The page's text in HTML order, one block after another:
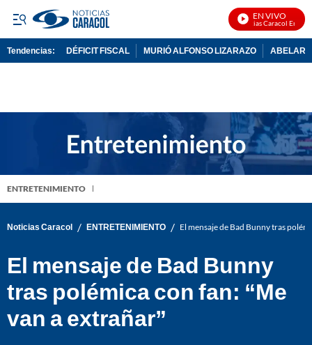
EN VIVO
Noticias Caracol En Vivo
Tendencias: DÉFICIT FISCAL MURIÓ ALFONSO LIZARAZO
ENTRETENIMIENTO
Noticias Caracol / ENTRETENIMIENTO / El mensaje de Bad Bunny tras
El mensaje de Bad Bunny
tras polémica con fan: “Me
van a extrañar”